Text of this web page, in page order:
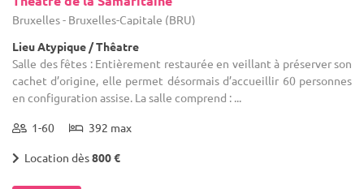
Bruxelles - Bruxelles-Capitale (BRU)
Lieu Atypique / Thêatre
Salle des fêtes : Entièrement restaurée en veillant à préserver son
cachet d’origine, elle permet désormais d’accueillir 60 personnes
en configuration assise. La salle comprend : ...
1-60 392 max
Location dès800 €